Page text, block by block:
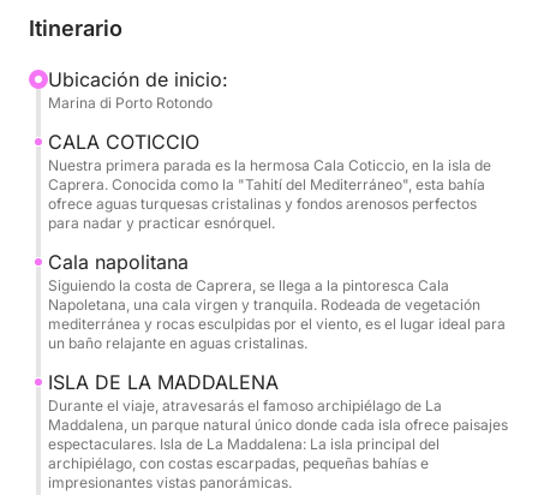
archipiélago de La Maddalena, uno de los lugares
por aguas cristalinas y pequeñas islas de granito,
llegarás primero a las playas de arena blanca de
Isola di Spargi, donde podrás zambullirte en el mar
color esmeralda y relajarte en una bahía protegida.
Siguiendo la costa, la lancha te llevará junto a las
increíbles piscinas naturales de Budelli, famosas por
sus tonalidades caribeñas. Durante la travesía,
tendrás tiempo para parar a practicar snorkel, nadar
o simplemente dejarte llevar por la brisa marina.
Cada parada ofrece vistas diferentes: rocas
y aguas cristalinas donde el fondo marino es
perfectamente visible. Por la tarde, puedes dirigirte
a las tranquilas aguas cerca de Santa María,
perfectas para un último baño antes de regresar.
Itinerario
Ubicación de inicio:
Marina di Porto Rotondo
CALA COTICCIO
Nuestra primera parada es la hermosa Cala Coticcio, en la isla de
Caprera. Conocida como la "Tahití del Mediterráneo", esta bahía
ofrece aguas turquesas cristalinas y fondos arenosos perfectos
para nadar y practicar esnórquel.
Cala napolitana
Siguiendo la costa de Caprera, se llega a la pintoresca Cala
Napoletana, una cala virgen y tranquila. Rodeada de vegetación
mediterránea y rocas esculpidas por el viento, es el lugar ideal para
un baño relajante en aguas cristalinas.
ISLA DE LA MADDALENA
Durante el viaje, atravesarás el famoso archipiélago de La
Maddalena, un parque natural único donde cada isla ofrece paisajes
espectaculares. Isla de La Maddalena: La isla principal del
archipiélago, con costas escarpadas, pequeñas bahías e
impresionantes vistas panorámicas.